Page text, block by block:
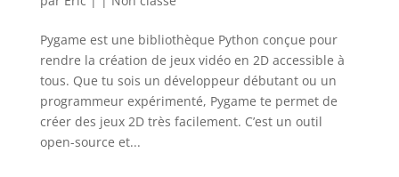
Pygame est une bibliothèque Python conçue pour
rendre la création de jeux vidéo en 2D accessible à
tous. Que tu sois un développeur débutant ou un
programmeur expérimenté, Pygame te permet de
créer des jeux 2D très facilement. C’est un outil
open-source et...